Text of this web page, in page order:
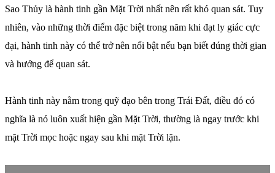
Sao Thủy là hành tinh gần Mặt Trời nhất nên rất khó quan sát. Tuy
nhiên, vào những thời điểm đặc biệt trong năm khi đạt ly giác cực
đại, hành tinh này có thể trở nên nổi bật nếu bạn biết đúng thời gian
và hướng để quan sát.
Hành tinh này nằm trong quỹ đạo bên trong Trái Đất, điều đó có
nghĩa là nó luôn xuất hiện gần Mặt Trời, thường là ngay trước khi
mặt Trời mọc hoặc ngay sau khi mặt Trời lặn.